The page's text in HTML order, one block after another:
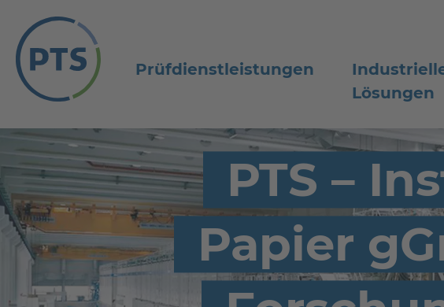
Prüfdienstleistungen
Lösungen
PTS –
Papier